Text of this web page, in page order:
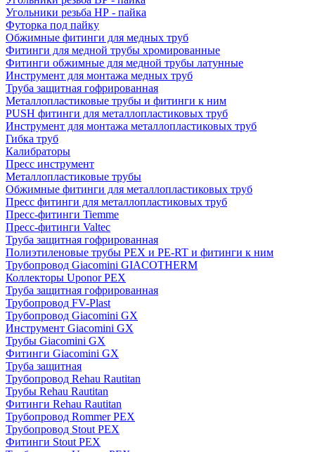
Угольники резьба НР - пайка
Футорка под пайку
Обжимные фитинги для медных труб
Фитинги для медной трубы хромированные
Фитинги обжимные для медной трубы латунные
Инструмент для монтажа медных труб
Труба защитная гофрированная
Металлопластиковые трубы и фитинги к ним
PUSH фитинги для металлопластиковых труб
Инструмент для монтажа металлопластиковых труб
Гибка труб
Калибраторы
Пресс инструмент
Металлопластиковые трубы
Обжимные фитинги для металлопластиковых труб
Пресс фитинги для металлопластиковых труб
Пресс-фитинги Tiemme
Пресс-фитинги Valtec
Труба защитная гофрированная
Полиэтиленовые трубы PEX и PE-RT и фитинги к ним
Трубопровод Giacomini GIACOTHERM
Коллекторы Uponor PEX
Труба защитная гофрированная
Трубопровод FV-Plast
Трубопровод Giacomini GX
Инструмент Giacomini GX
Трубы Giacomini GX
Фитинги Giacomini GX
Труба защитная
Трубопровод Rehau Rautitan
Трубы Rehau Rautitan
Фитинги Rehau Rautitan
Трубопровод Rommer PEX
Трубопровод Stout PEX
Фитинги Stout PEX